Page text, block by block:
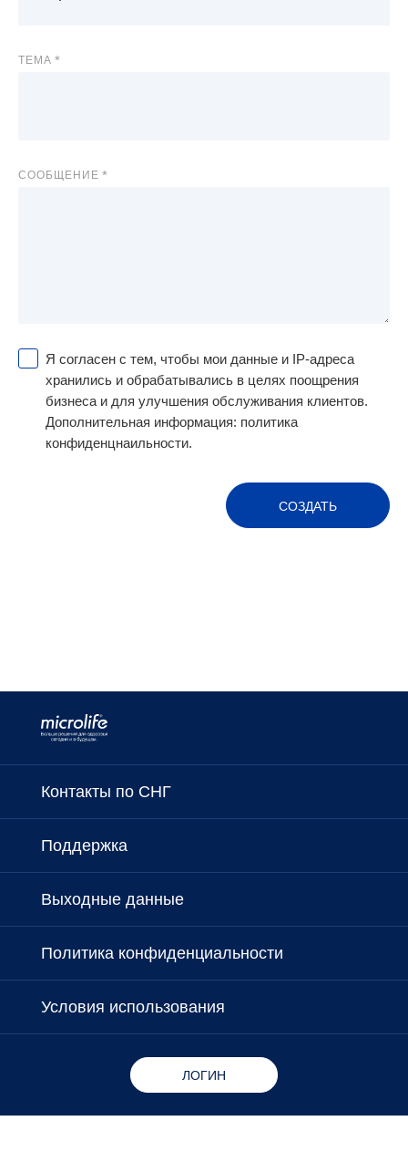
ТЕМА
СООБЩЕНИЕ
Я согласен с тем, чтобы мои данные и IP-адреса
хранились и обрабатывались в целях поощрения
бизнеса и для улучшения обслуживания клиентов.
Дополнительная информация: политика
конфиденцнаильности.
СОЗДАТЬ
Контакты по СНГ
Поддержка
Выходные данные
Политика конфиденциальности
Условия использования
ЛОГИН